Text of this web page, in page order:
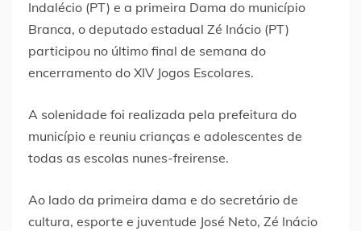
Indalécio (PT) e a primeira Dama do município
Branca, o deputado estadual Zé Inácio (PT)
participou no último final de semana do
encerramento do XIV Jogos Escolares.
A solenidade foi realizada pela prefeitura do
município e reuniu crianças e adolescentes de
todas as escolas nunes-freirense.
Ao lado da primeira dama e do secretário de
cultura, esporte e juventude José Neto, Zé Inácio